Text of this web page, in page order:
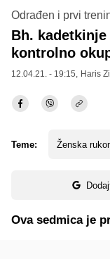
Odrađen i prvi
Bh.
kontrolno
12.04.21. - 19:15, Haris
Teme: Ženska
Ova sedmica je